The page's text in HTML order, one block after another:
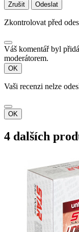
Zrušit Odeslat
Zkontrolovat před
Váš komentář byl
moderátorem.
OK
Vaši recenzi nelze
OK
4 dalších